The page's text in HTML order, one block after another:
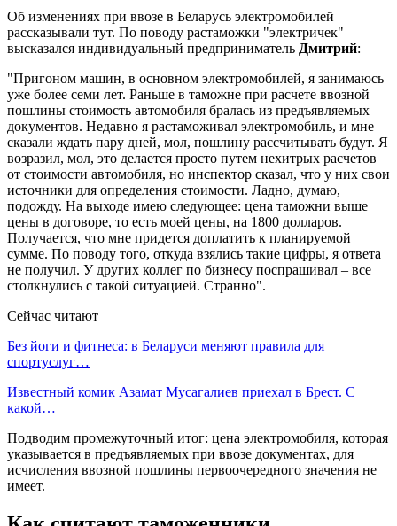
Об изменениях при ввозе в Беларусь электромобилей
рассказывали тут. По поводу растаможки "электричек"
высказался индивидуальный предприниматель Дмитрий:
"Пригоном машин, в основном электромобилей, я занимаюсь
уже более семи лет. Раньше в таможне при расчете ввозной
пошлины стоимость автомобиля бралась из предъявляемых
документов. Недавно я растаможивал электромобиль, и мне
сказали ждать пару дней, мол, пошлину рассчитывать будут. Я
возразил, мол, это делается просто путем нехитрых расчетов
от стоимости автомобиля, но инспектор сказал, что у них свои
источники для определения стоимости. Ладно, думаю,
подожду. На выходе имею следующее: цена таможни выше
цены в договоре, то есть моей цены, на 1800 долларов.
Получается, что мне придется доплатить к планируемой
сумме. По поводу того, откуда взялись такие цифры, я ответа
не получил. У других коллег по бизнесу поспрашивал – все
столкнулись с такой ситуацией. Странно".
Сейчас читают
Без йоги и фитнеса: в Беларуси меняют правила для
спортуслуг…
Известный комик Азамат Мусагалиев приехал в Брест. С
какой…
Подводим промежуточный итог: цена электромобиля, которая
указывается в предъявляемых при ввозе документах, для
исчисления ввозной пошлины первоочередного значения не
имеет.